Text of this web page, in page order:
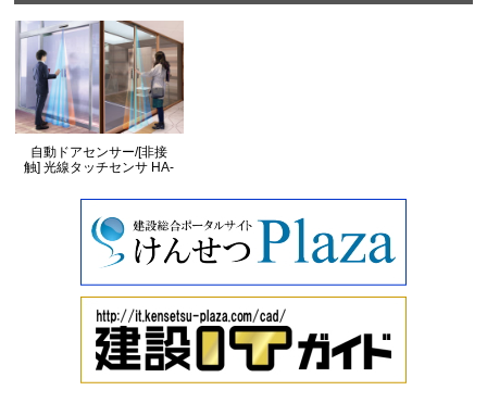
自動ドアセンサー/[非接
触] 光線タッチセンサ HA-